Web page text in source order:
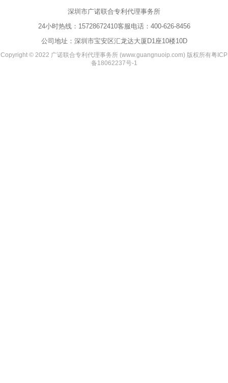
深圳市广诺联合专利代理事务所
24小时热线： 15728672410客服电话： 400-626-8456
公司地址：深圳市宝安区汇龙达大厦D1座10楼10D
Copyright © 2022 广诺联合专利代理事务所 (www.guangnuoip.com) 版权所有粤ICP
备18062237号-1